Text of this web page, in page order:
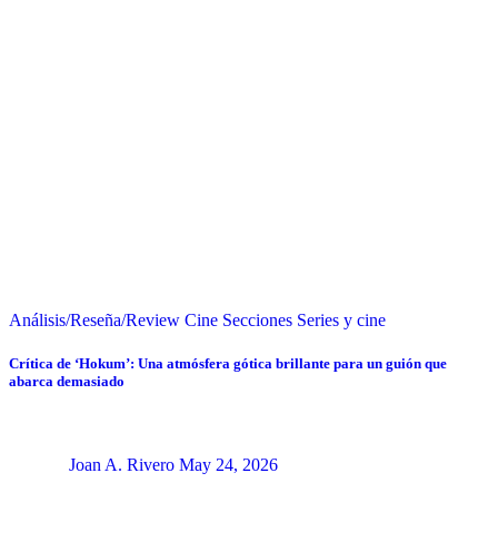
Análisis/Reseña/Review Cine Secciones Series y cine
Crítica de ‘Hokum’: Una atmósfera gótica brillante para un guión que
abarca demasiado
Joan A. Rivero May 24, 2026